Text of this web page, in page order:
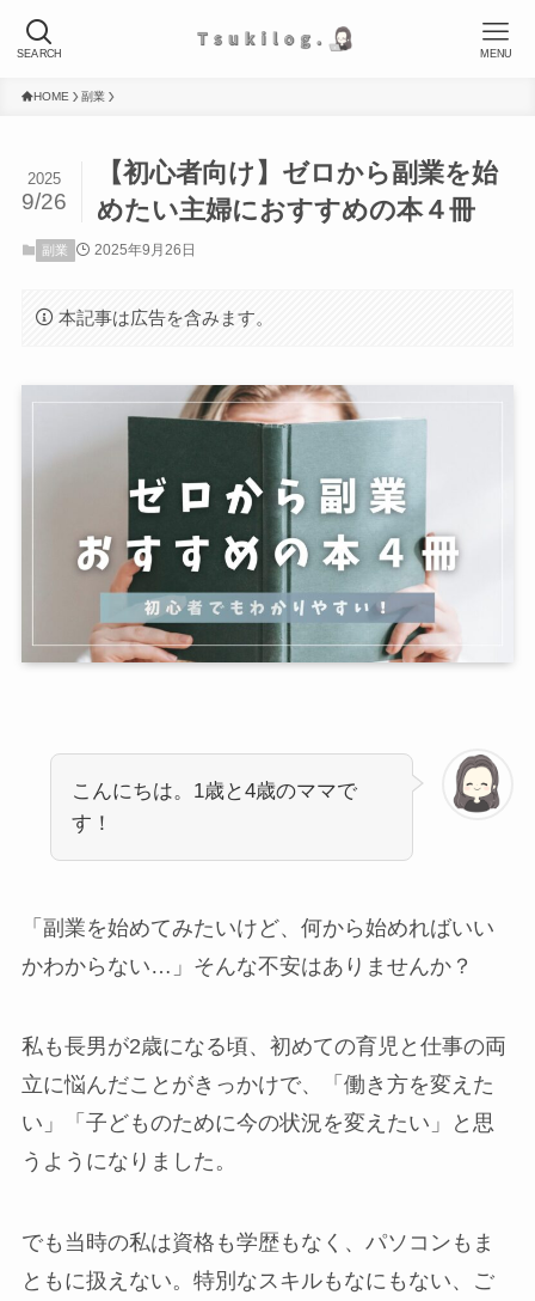
SEARCH MENU
HOME 副業
【初心者向け】ゼロから副業を始
めたい主婦におすすめの本４冊
2025
9/26
副業 2025年9月26日
本記事は広告を含みます。
こんにちは。1歳と4歳のママで
す！
「副業を始めてみたいけど、何から始めればいい
かわからない…」そんな不安はありませんか？
私も長男が2歳になる頃、初めての育児と仕事の両
立に悩んだことがきっかけで、「働き方を変えた
い」「子どものために今の状況を変えたい」と思
うようになりました。
でも当時の私は資格も学歴もなく、パソコンもま
ともに扱えない。特別なスキルもなにもない、ご